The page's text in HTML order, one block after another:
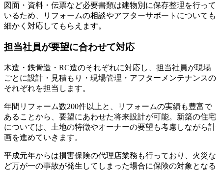
図面・資料・伝票など必要書類は建物別に保存整理を行って
いるため、リフォームの相談やアフターサポートについても
細かく対応してもらえます。
担当社員が要望に合わせて対応
木造・鉄骨造・RC造のそれぞれに対応し、担当社員が現場
ごとに設計・見積もり・現場管理・アフターメンテナンスの
それぞれを担当します。
年間リフォーム数200件以上と、リフォームの実績も豊富で
あることから、要望にあわせた将来設計が可能。新築の住宅
については、土地の特徴やオーナーの要望も考慮しながら計
画を進めていきます。
平成元年からは損害保険の代理店業務も行っており、火災な
ど万が一の事故が発生してしまった場合に保険の対象となる